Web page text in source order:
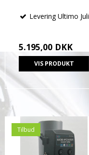
Levering Ultimo Juli
5.195,00 DKK
VIS PRODUKT
Tilbud